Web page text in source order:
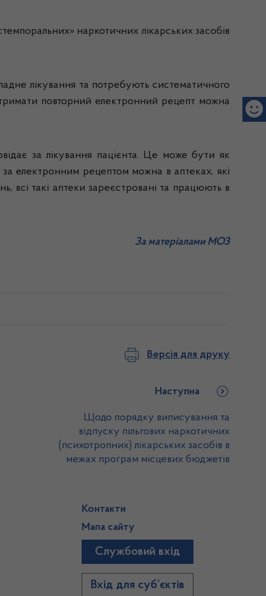
наркотичних лікарських засобів
лікування та потребують систематичного
повторний електронний рецепт можна
за лікування пацієнта. Це може бути як
за електронним рецептом можна в аптеках, які
всі такі аптеки зареєстровані та працюють в
За матеріалами МОЗ
Версія для друку
Наступна
Щодо порядку виписування та
відпуску пільгових наркотичних
(психотропних) лікарських засобів в
межах програм місцевих бюджетів
Контакти
Мапа сайту
Службовий вхід
Вхід для суб’єктів